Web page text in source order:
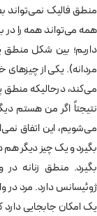
منطق فالیک نمی‌تواند
همه می‌تواند همه را
داریم؛ بین شکل منطق
مردانه). یکی از چیزهای
می‌کند، درحالیکه منطق
نتیجتاً اگر من هستم
می‌شویم، این اتفاق
بگیرد و یک چیز دیگر هم
بگیرد. منطق زنانه
ژوئیسانس دارد. مرد در
یک امکان جابجایی دارد